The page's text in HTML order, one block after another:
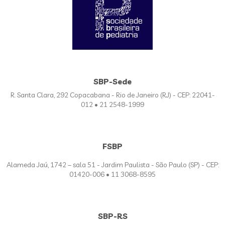
SBP-Sede
R. Santa Clara, 292 Copacabana - Rio de Janeiro (RJ) - CEP: 22041-
012 • 21 2548-1999
FSBP
Alameda Jaú, 1742 – sala 51 - Jardim Paulista - São Paulo (SP) - CEP:
01420-006 • 11 3068-8595
SBP-RS